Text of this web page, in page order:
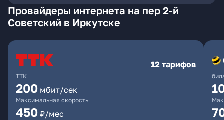
Провайдеры интернета на пер 2-й
Советский в Иркутске
ТТК
12 тарифов
200 мбит/сек
Максимальная скорость
450 ₽/мес